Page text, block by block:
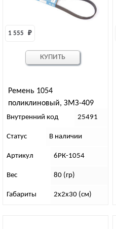
Ремень 1054
поликлиновый, ЗМЗ-409
(6РК-1054) BOSCH
1 555 ₽
Внутренний код 25491
Статус В наличии
Артикул 6РК-1054
Вес 80 (гр)
Габариты 2х2х30 (см)
КУПИТЬ